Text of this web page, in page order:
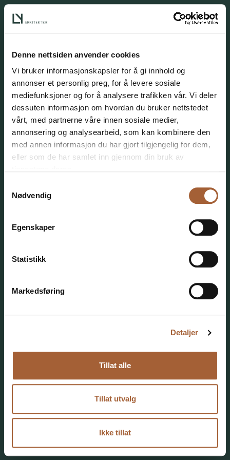
Denne nettsiden anvender cookies
Vi bruker informasjonskapsler for å gi innhold og
annonser et personlig preg, for å levere sosiale
mediefunksjoner og for å analysere trafikken vår. Vi deler
dessuten informasjon om hvordan du bruker nettstedet
vårt, med partnerne våre innen sosiale medier,
annonsering og analysearbeid, som kan kombinere den
med annen informasjon du har gjort tilgjengelig for dem,
eller som de har samlet inn gjennom din bruk av
Nødvendig
Egenskaper
Statistikk
Markedsføring
Detaljer
Tillat alle
Tillat utvalg
Ikke tillat
Personvern
Vestre Strandgate 26 | 4611 Kristiansand
Telefon +47 41 77 80 00 |post@lyark.no
Personvern| © 2026 LY Arkitekter AS | All rights
Tress Design| Nettsideløsning: